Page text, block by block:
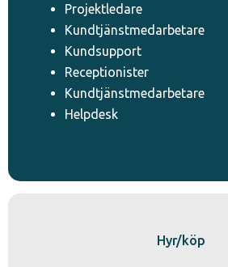
Projektledare
Kundtjänstmedarbetare
Kundsupport
Receptionister
Kundtjänstmedarbetare
Helpdesk
Hyr/köp